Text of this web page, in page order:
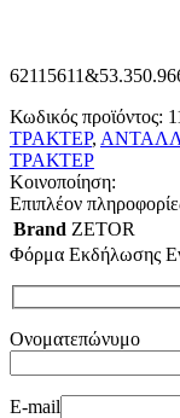
Κωδικός προϊόντος:
ΤΡΑΚΤΕΡ,
ΤΡΑΚΤΕΡ
Κοινοποίηση:
Επιπλέον
Brand ZETOR
Φόρμα Εκδήλωσης
Ονοματεπώνυμο
E-mail